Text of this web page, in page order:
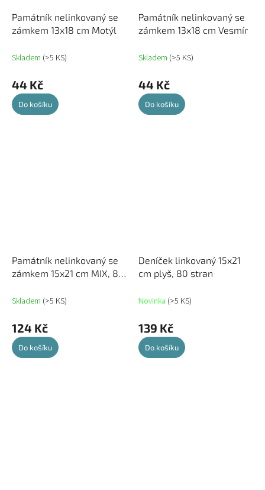
Památník nelinkovaný se
zámkem 13x18 cm Motýl
Skladem (>5 KS)
44 Kč
Do košíku
Památník nelinkovaný se
zámkem 13x18 cm Vesmír
Skladem (>5 KS)
44 Kč
Do košíku
Památník nelinkovaný se
zámkem 15x21 cm MIX, 80
Skladem (>5 KS)
124 Kč
Do košíku
Deníček linkovaný 15x21
cm plyš, 80 stran
Novinka (>5 KS)
139 Kč
Do košíku